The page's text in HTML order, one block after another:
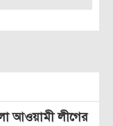
আওয়ামী লীগের